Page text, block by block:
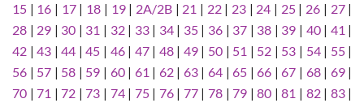
15 | 16 | 17| 18 | 19| 2A/2B| 21 | 22| 23 | 24 | 25| 26 | 27|
28 | 29 | 30 | 31 | 32| 33| 34| 35| 36 | 37 | 38 | 39 | 40| 41 |
42 |43 |44 |45 | 46| 47| 48| 49| 50 | 51 | 52 | 53 | 54| 55|
56 | 57 | 58 | 59 | 60| 61 | 62| 63| 64 |65 |66 |67 | 68| 69|
70 |71 |72 |73 | 74| 75| 76| 77| 78 |79 |80 |81 | 82| 83|